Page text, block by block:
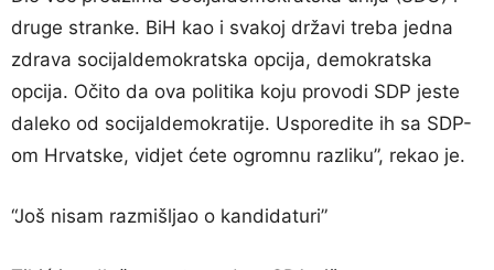
druge stranke. BiH kao i svakoj državi treba jedna
zdrava socijaldemokratska opcija, demokratska
opcija. Očito da ova politika koju provodi SDP jeste
daleko od socijaldemokratije. Usporedite ih sa SDP-
om Hrvatske, vidjet ćete ogromnu razliku”, rekao je.
“Još nisam razmišljao o kandidaturi”